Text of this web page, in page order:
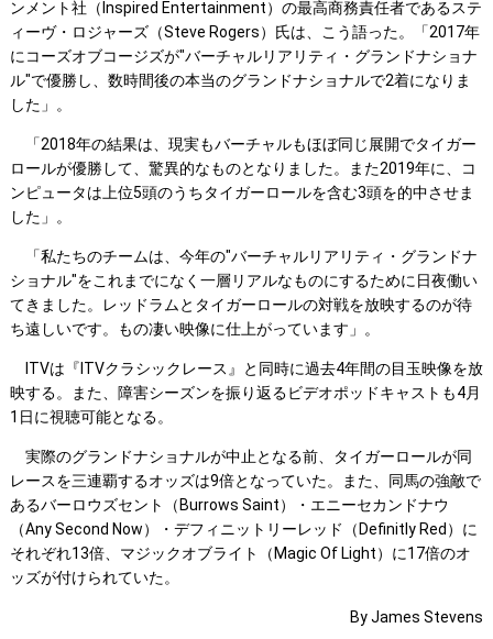
ンメント社（Inspired Entertainment）の最高商務責任者であるステ
ィーヴ・ロジャーズ（Steve Rogers）氏は、こう語った。「2017年
にコーズオブコージズが"バーチャルリアリティ・グランドナショナ
ル"で優勝し、数時間後の本当のグランドナショナルで2着になりま
した」。
「2018年の結果は、現実もバーチャルもほぼ同じ展開でタイガー
ロールが優勝して、驚異的なものとなりました。また2019年に、コ
ンピュータは上位5頭のうちタイガーロールを含む3頭を的中させま
した」。
「私たちのチームは、今年の"バーチャルリアリティ・グランドナ
ショナル"をこれまでになく一層リアルなものにするために日夜働い
てきました。レッドラムとタイガーロールの対戦を放映するのが待
ち遠しいです。もの凄い映像に仕上がっています」。
ITVは『ITVクラシックレース』と同時に過去4年間の目玉映像を放
映する。また、障害シーズンを振り返るビデオポッドキャストも4月
1日に視聴可能となる。
実際のグランドナショナルが中止となる前、タイガーロールが同
レースを三連覇するオッズは9倍となっていた。また、同馬の強敵で
あるバーロウズセント（Burrows Saint）・エニーセカンドナウ
（Any Second Now）・デフィニットリーレッド（Definitly Red）に
それぞれ13倍、マジックオブライト（Magic Of Light）に17倍のオ
ッズが付けられていた。
By James Stevens